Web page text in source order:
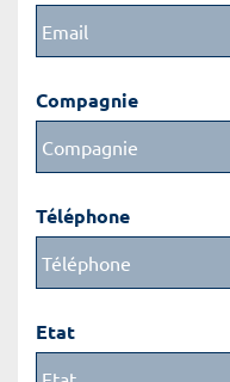
Compagnie
Téléphone
Etat